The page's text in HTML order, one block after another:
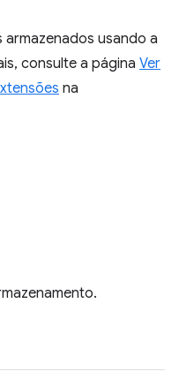
armazenados usando a
consulte a página Ver
na